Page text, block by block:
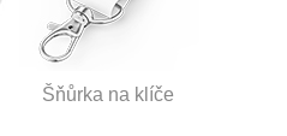
Šňůrka na klíče